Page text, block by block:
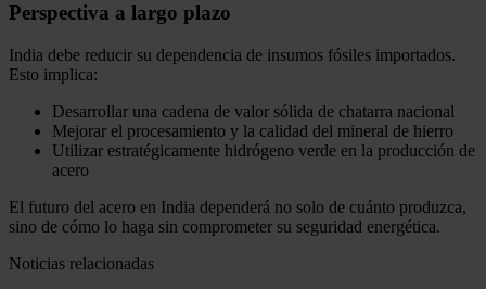
Perspectiva a largo plazo
India debe reducir su dependencia de insumos fósiles importados.
Esto implica:
Desarrollar una cadena de valor sólida de chatarra nacional
Mejorar el procesamiento y la calidad del mineral de hierro
Utilizar estratégicamente hidrógeno verde en la producción de
acero
El futuro del acero en India dependerá no solo de cuánto produzca,
sino de cómo lo haga sin comprometer su seguridad energética.
Noticias relacionadas